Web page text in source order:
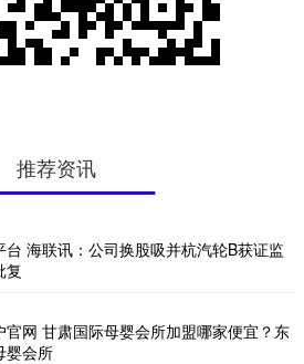
推荐资讯
台 海联讯：公司换股吸并杭汽轮B获证监
复
官网 甘肃国际母婴会所加盟哪家便宜？东
婴会所